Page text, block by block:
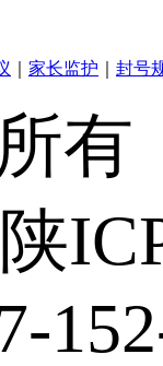
家长监护 封号
有